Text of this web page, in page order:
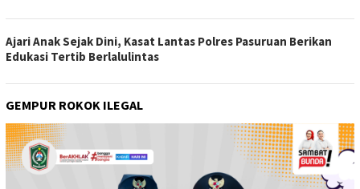
Ajari Anak Sejak Dini, Kasat Lantas Polres Pasuruan Berikan
Edukasi Tertib Berlalulintas
GEMPUR ROKOK ILEGAL